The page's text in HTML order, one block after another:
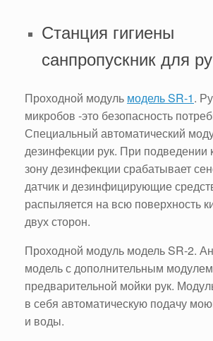
Станция гигиены
санпропускник для
Проходной модуль модель SR-1.
микробов -это безопасность
Специальный автоматический
дезинфекции рук. При подведении
зону дезинфекции срабатывает
датчик и дезинфицирующие
распыляется на всю поверхность
двух сторон.
Проходной модуль модель SR-2.
модель с дополнительным
предварительной мойки рук.
в себя автоматическую подачу
и воды.